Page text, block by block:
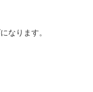
なります。